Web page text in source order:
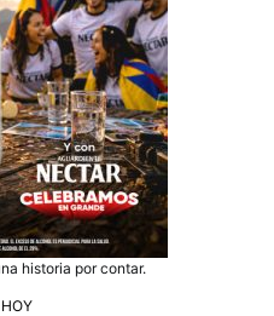
historia por contar.